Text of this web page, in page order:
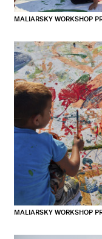
MALIARSKY WORKSHOP
MALIARSKY WORKSHOP